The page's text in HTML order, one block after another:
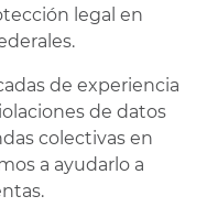
legal en
de experiencia
de datos
colectivas en
a ayudarlo a